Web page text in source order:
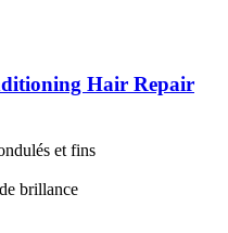
Hair Repair
et fins
brillance